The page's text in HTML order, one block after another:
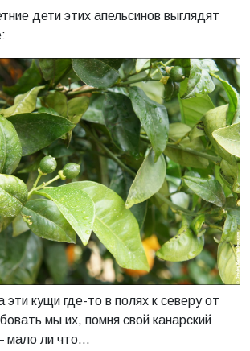
дети этих апельсинов выглядят
эти кущи где-то в полях к северу от
мы их, помня свой канарский
мало ли что…